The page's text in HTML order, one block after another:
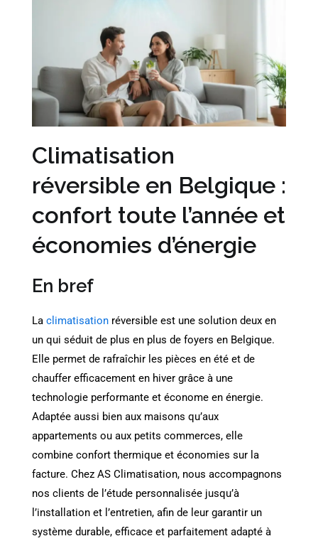
Climatisation
réversible en Belgique :
confort toute l’année et
économies d’énergie
En bref
La climatisation réversible est une solution deux en
un qui séduit de plus en plus de foyers en Belgique.
Elle permet de rafraîchir les pièces en été et de
chauffer efficacement en hiver grâce à une
technologie performante et économe en énergie.
Adaptée aussi bien aux maisons qu’aux
appartements ou aux petits commerces, elle
combine confort thermique et économies sur la
facture. Chez AS Climatisation, nous accompagnons
nos clients de l’étude personnalisée jusqu’à
l’installation et l’entretien, afin de leur garantir un
système durable, efficace et parfaitement adapté à